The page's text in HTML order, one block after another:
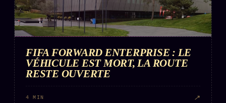
FIFA FORWARD ENTERPRISE : LE
VÉHICULE EST MORT, LA ROUTE
RESTE OUVERTE
4 MIN ↗